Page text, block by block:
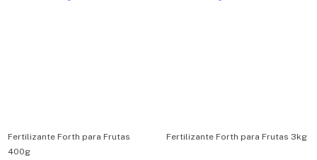
Fertilizante Forth para Frutas
400g
Fertilizante Forth para Frutas 3kg